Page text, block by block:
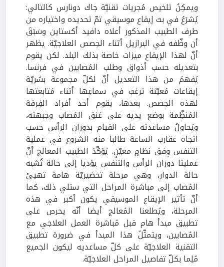
ويمكِنُ تلخيص مُجريات تقنيّة جاك دونارس كالتالي:
يُشرَعُ في بث إيقاع موسيقي تمّ تحديده واختياره من
طرف الطبيب المذكور أعلاه دافيد أكستاين وسَبَقَ
أن وظّفه في البرازيل أثناء الحِصص العلاجيّة. يظهر
أنّ لهذا الإيقاع ميزات خاصة بذلك البلد. لكن يقوم
بتعديله حسب أذواق وطلب المُصابين في فرنسا.
يُفهمُ من هذا التعديل أنّ لكلّ مجموعة بشريّة
إيقاعات مُعيّنة ترغبُ في سماعِها أثناء مُتابعتها
لهذه الحِصص. بعدها، يقوم أحد أفراد الفِرقة
المُنظِّمة بوضع يديه على عُنق المُصاب وجبهته،
ويُحاولُ مساعدته على القيام بدوران الرأس حسب
اتجاه عقارب الساعة طالبا منه الشروع في عملية
التنفس وِفق نظامٍ معيّنٍ. يُؤكّدُ الطبيب المعالج أنّ
عمليتا دوران الرأس والتنفس يؤديا إلى حالة تُشبه
حالة الدوار، وهي مرحلة تحضيريّة هامة تهيئ
المُصاب إلى مباشرة المراحل التي ستلي ذلك، كما
أنّ تأثير الإيقاع الموسيقي يكون أكبر في هذه
المرحلة، ويُطلعنا المُعالج أيضا أنّه يحرص على
تطبيق مبدأ هام قبل مُباشرة العمل العلاجي مع
المُصابين، ويتمثّلُ هذا المبدأ في ضرورة تطبيق
التقنية العلاجيّة على كلّ مساعديه ليكون الجميع
مُلِما بكلّ تفاصيل المراحل العلاجيّة.